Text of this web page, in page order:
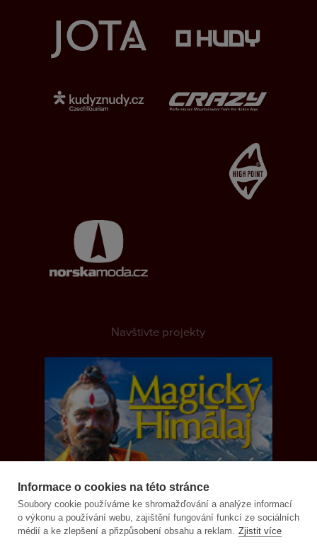
Informace o cookies na této stránce
Soubory cookie používáme ke shromažďování a analýze informací
o výkonu a používání webu, zajištění fungování funkcí ze sociálních
médií a ke zlepšení a přizpůsobení obsahu a reklam. Zjistit více
Navštivte projekty